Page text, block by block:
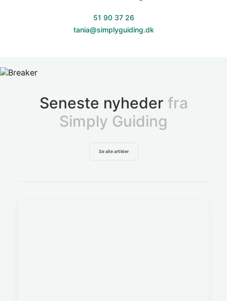
51 90 37 26
tania@simplyguiding.dk
Seneste nyheder fra
Simply Guiding
Se alle artikler